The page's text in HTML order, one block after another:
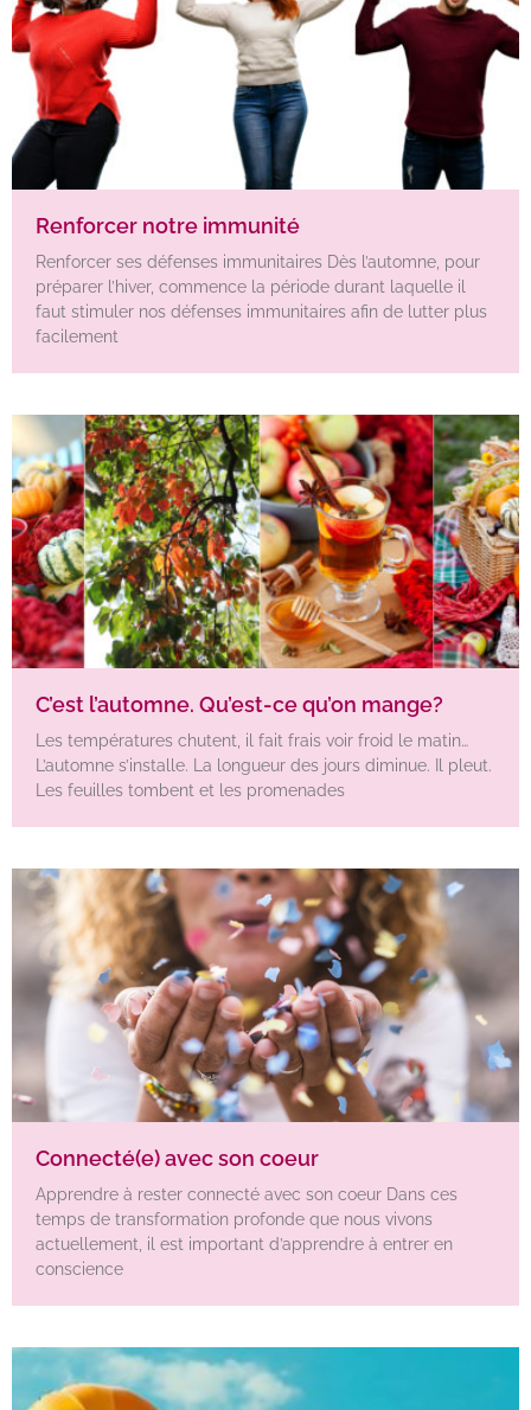
Renforcer notre immunité
Renforcer ses défenses immunitaires Dès l’automne, pour
préparer l’hiver, commence la période durant laquelle il
faut stimuler nos défenses immunitaires afin de lutter plus
facilement
C’est l’automne. Qu’est-ce qu’on mange?
Les températures chutent, il fait frais voir froid le matin…
L’automne s’installe. La longueur des jours diminue. Il pleut.
Les feuilles tombent et les promenades
Connecté(e) avec son coeur
Apprendre à rester connecté avec son coeur Dans ces
temps de transformation profonde que nous vivons
actuellement, il est important d’apprendre à entrer en
conscience